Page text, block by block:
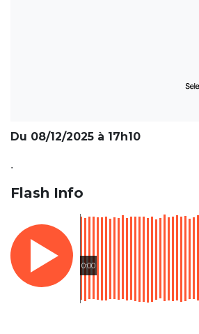
Du 08/12/2025 à 17h10
.
Flash Info
0:00